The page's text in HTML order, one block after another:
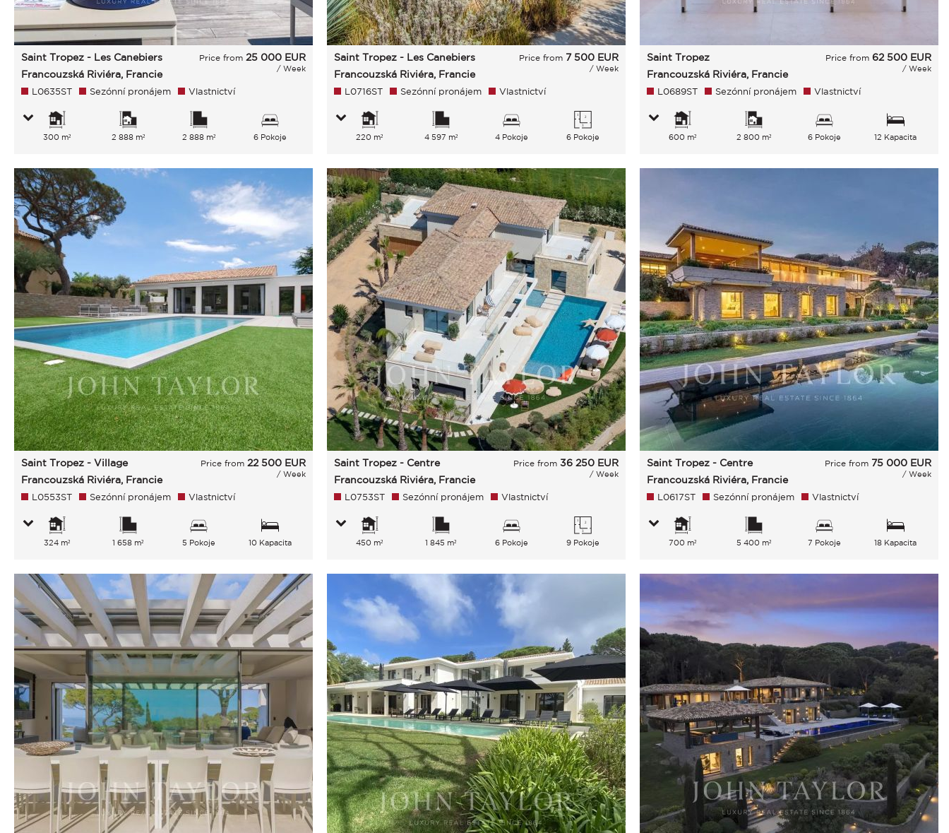
Saint Tropez - Les Canebiers
Francouzská Riviéra, Francie
Price from 25 000 EUR
/ Week
L0635ST Sezónní pronájem Vlastnictví
300 m² 2 888 m² 2 888 m² 6 Pokoje
Saint Tropez - Les Canebiers
Francouzská Riviéra, Francie
Price from 7 500 EUR
/ Week
L0716ST Sezónní pronájem Vlastnictví
220 m² 4 597 m² 4 Pokoje 6 Pokoje
Saint Tropez
Francouzská Riviéra, Francie
Price from 62 500 EUR
/ Week
L0689ST Sezónní pronájem Vlastnictví
600 m² 2 800 m² 6 Pokoje 12 Kapacita
Saint Tropez - Village
Francouzská Riviéra, Francie
Price from 22 500 EUR
/ Week
L0553ST Sezónní pronájem Vlastnictví
324 m² 1 658 m² 5 Pokoje 10 Kapacita
Saint Tropez - Centre
Francouzská Riviéra, Francie
Price from 36 250 EUR
/ Week
L0753ST Sezónní pronájem Vlastnictví
450 m² 1 845 m² 6 Pokoje 9 Pokoje
Saint Tropez - Centre
Francouzská Riviéra, Francie
Price from 75 000 EUR
/ Week
L0617ST Sezónní pronájem Vlastnictví
700 m² 5 400 m² 7 Pokoje 18 Kapacita